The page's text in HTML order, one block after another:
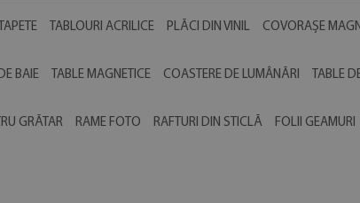
TABLOURI ACRILICE PLĂCI DIN VINIL COVORAȘE
BAIE TABLE MAGNETICE COASTERE DE LUMÂNĂRI TABLE
GRĂTAR RAME FOTO RAFTURI DIN STICLĂ FOLII GEAMURI